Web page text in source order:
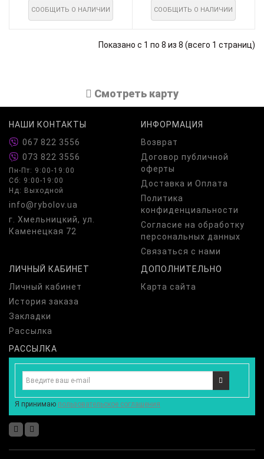
СООБЩИТЬ О НАЛИЧИИ СООБЩИТЬ О НАЛИЧИИ
Показано с 1 по 8 из 8 (всего 1 страниц)
Cмотреть карту
НАШИ КОНТАКТЫ
067 822 3556
073 822 3556
Пн-Пт: 9:00-19:00
Сб: 9:00-19:00
Нд: Выходной
info@rybolov.ua
г. Хмельницкий, ул.
Каменецкая 72
ИНФОРМАЦИЯ
Возврат
Договор публичной
оферты
Доставка и Оплата
Политика
конфиденциальности
Согласие на обработку
персональных данных
Связаться с нами
ЛИЧНЫЙ КАБИНЕТ
Личный кабинет
История заказа
Закладки
Рассылка
ДОПОЛНИТЕЛЬНО
Карта сайта
РАССЫЛКА
Я принимаю пользовательское соглашения